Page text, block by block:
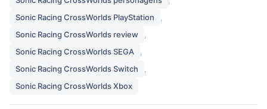
Sonic Racing CrossWorlds PlayStation
Sonic Racing CrossWorlds review
Sonic Racing CrossWorlds SEGA
Sonic Racing CrossWorlds Switch
Sonic Racing CrossWorlds Xbox